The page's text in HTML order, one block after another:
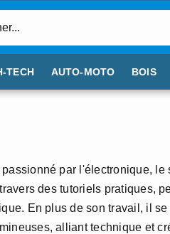
TECH AUTO-MOTO BOIS
par l'électronique, le
des tutoriels pratiques,
En plus de son travail, il
alliant technique et